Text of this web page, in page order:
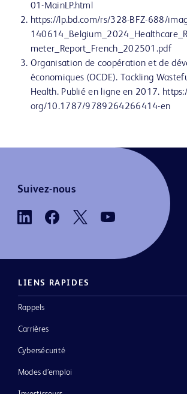
01-MainLP.html
https://lp.bd.com/rs/328-BFZ-688/
meter_Report_French_202501.pdf
Organisation de coopération et de
économiques (OCDE). Tackling
Health. Publié en ligne en 2017.
org/10.1787/9789264266414-en
Suivez-nous
LIENS RAPIDES
Rappels
Carrières
Cybersécurité
Modes d’emploi